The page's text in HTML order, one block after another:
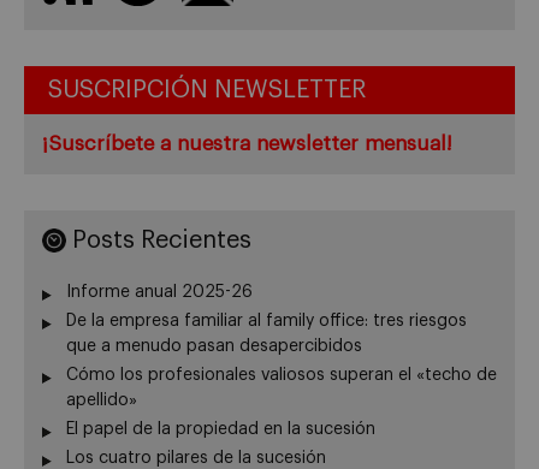
SUSCRIPCIÓN NEWSLETTER
¡Suscríbete a nuestra newsletter mensual!
Posts Recientes
Informe anual 2025-26
De la empresa familiar al family office: tres riesgos
que a menudo pasan desapercibidos
Cómo los profesionales valiosos superan el «techo de
apellido»
El papel de la propiedad en la sucesión
Los cuatro pilares de la sucesión